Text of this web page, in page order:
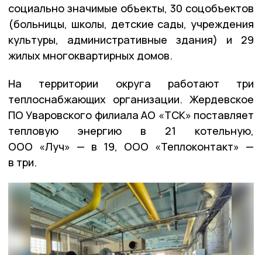
социально значимые объекты, 30 соцобъектов
(больницы, школы, детские сады, учреждения
культуры, административные здания) и 29
жилых многоквартирных домов.
На территории округа работают три
теплоснабжающих организации. Жердевское
ПО Уваровского филиала АО «ТСК» поставляет
тепловую энергию в 21 котельную,
ООО «Луч» — в 19, ООО «Теплоконтакт» —
в три.